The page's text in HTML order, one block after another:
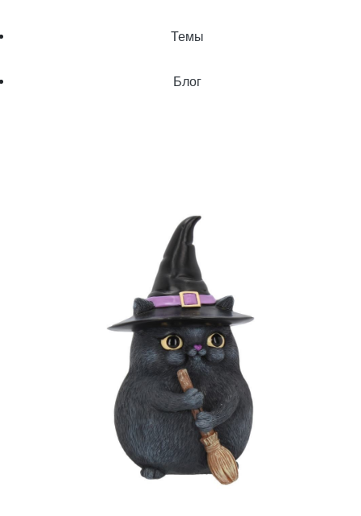
Темы
Блог